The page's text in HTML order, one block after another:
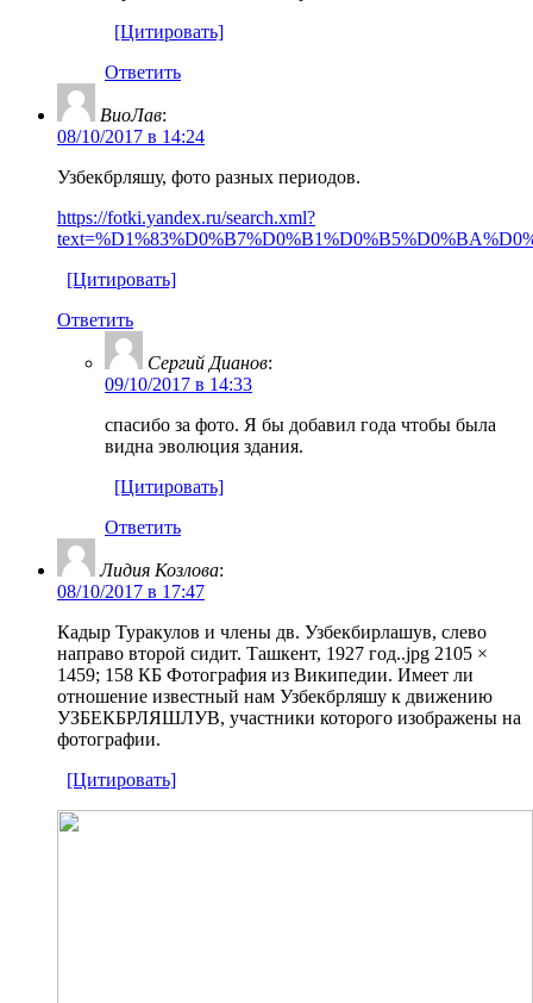
[Цитировать]
Ответить
ВиоЛав:
08/10/2017 в 14:24
Узбекбрляшу, фото разных периодов.
https://fotki.yandex.ru/search.xml?
[Цитировать]
Ответить
Сергий Дианов:
09/10/2017 в 14:33
спасибо за фото. Я бы добавил года чтобы была
видна эволюция здания.
[Цитировать]
Ответить
Лидия Козлова:
08/10/2017 в 17:47
Кадыр Туракулов и члены дв. Узбекбирлашув, слево
направо второй сидит. Ташкент, 1927 год..jpg 2105 ×
1459; 158 КБ Фотография из Википедии. Имеет ли
отношение известный нам Узбекбрляшу к движению
УЗБЕКБРЛЯШЛУВ, участники которого изображены на
фотографии.
[Цитировать]